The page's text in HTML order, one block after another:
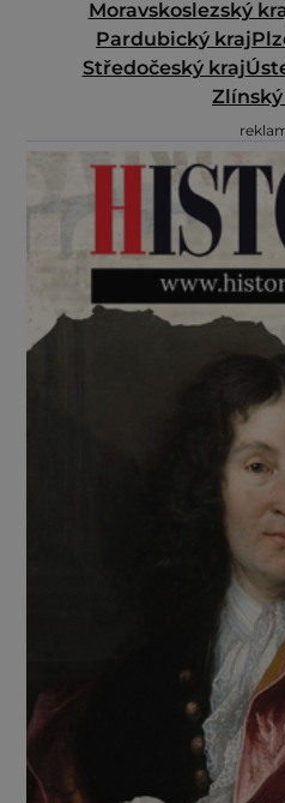
Moravskoslezský
Pardubický kraj
Středočeský kraj